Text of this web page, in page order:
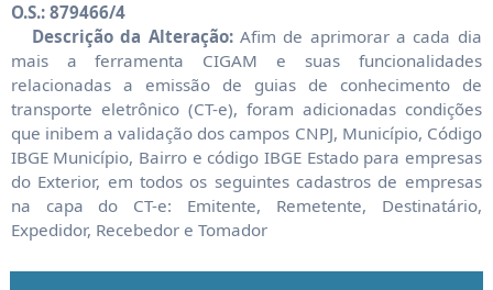
O.S.: 879466/4
Descrição da Alteração:Afim de aprimorar a cada dia
mais a ferramenta CIGAM e suas funcionalidades
relacionadas a emissão de guias de conhecimento de
transporte eletrônico (CT-e), foram adicionadas condições
que inibem a validação dos campos CNPJ, Município, Código
IBGE Município, Bairro e código IBGE Estado para empresas
do Exterior, em todos os seguintes cadastros de empresas
na capa do CT-e: Emitente, Remetente, Destinatário,
Expedidor, Recebedor e Tomador